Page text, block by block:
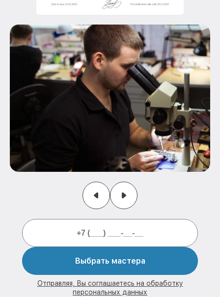
Выбрать мастера
Отправляя, Вы соглашаетесь на обработку
персональных данных